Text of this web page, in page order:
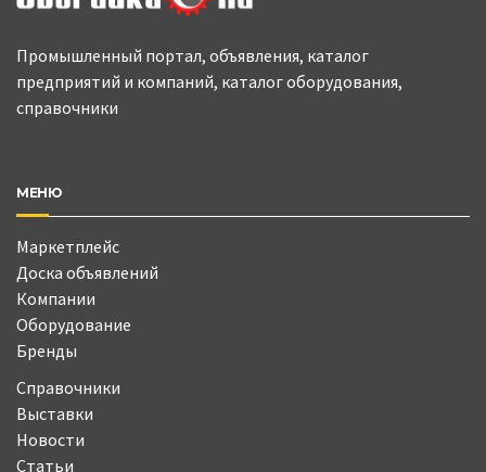
Промышленный портал, объявления, каталог
предприятий и компаний, каталог оборудования,
справочники
МЕНЮ
Маркетплейс
Доска объявлений
Компании
Оборудование
Бренды
Справочники
Выставки
Новости
Статьи